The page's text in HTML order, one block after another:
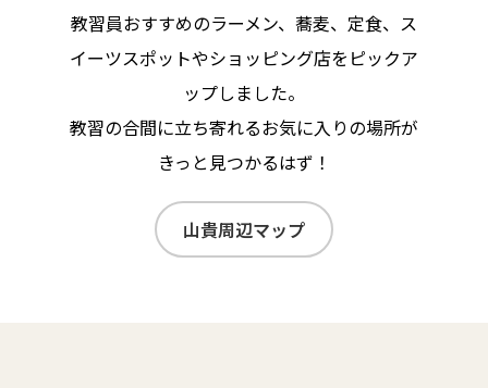
その後の路上教習でも何度かお
世話になりました。本当にあり
がとうございました。
教習員おすすめのラーメン、蕎麦、定食、ス
イーツスポットやショッピング店をピックア
ップしました。
教習の合間に立ち寄れるお気に入りの場所が
きっと見つかるはず！
山貴周辺マップ